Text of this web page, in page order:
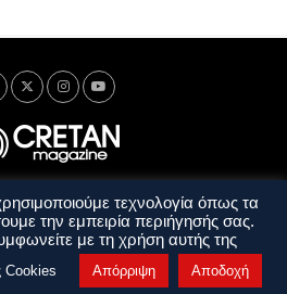
Απορρήτου
Όροι Χρήσης
και Προϋποθέσεις
τεχνολογία όπως τα
την εμπειρία περιήγησής σας.
με τη χρήση αυτής της
Cookies Απόρριψη Αποδοχή